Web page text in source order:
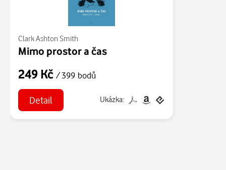
Clark Ashton Smith
Mimo prostor a čas
249 Kč / 399 bodů
Detail Ukázka: